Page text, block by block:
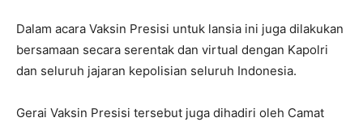
Dalam acara Vaksin Presisi untuk lansia ini juga dilakukan
bersamaan secara serentak dan virtual dengan Kapolri
dan seluruh jajaran kepolisian seluruh Indonesia.
Gerai Vaksin Presisi tersebut juga dihadiri oleh Camat